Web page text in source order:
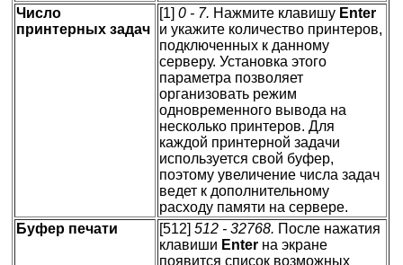
Число
принтерных задач
[1] 0 - 7. Нажмите клавишу Enter
и укажите количество принтеров,
подключенных к данному
серверу. Установка этого
параметра позволяет
организовать режим
одновременного вывода на
несколько принтеров. Для
каждой принтерной задачи
используется свой буфер,
поэтому увеличение числа задач
ведет к дополнительному
расходу памяти на сервере.
Буфер печати
[512] 512 - 32768. После нажатия
клавиши Enter на экране
появится список возможных